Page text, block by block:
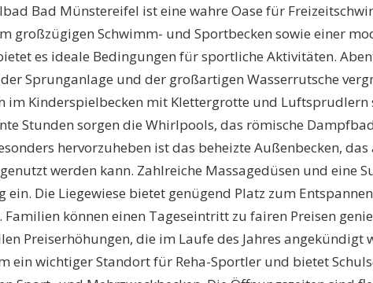
Bad Münstereifel ist eine wahre Oase für
großzügigen Schwimm- und Sportbecken sowie einer
es ideale Bedingungen für sportliche Aktivitäten.
Sprunganlage und der großartigen Wasserrutsche
im Kinderspielbecken mit Klettergrotte und Luftsprudlern
Stunden sorgen die Whirlpools, das römische
hervorzuheben ist das beheizte Außenbecken,
werden kann. Zahlreiche Massagedüsen und eine
ein. Die Liegewiese bietet genügend Platz zum
Familien können einen Tageseintritt zu fairen Preisen
Preiserhöhungen, die im Laufe des Jahres angekündigt
ein wichtiger Standort für Reha-Sportler und bietet